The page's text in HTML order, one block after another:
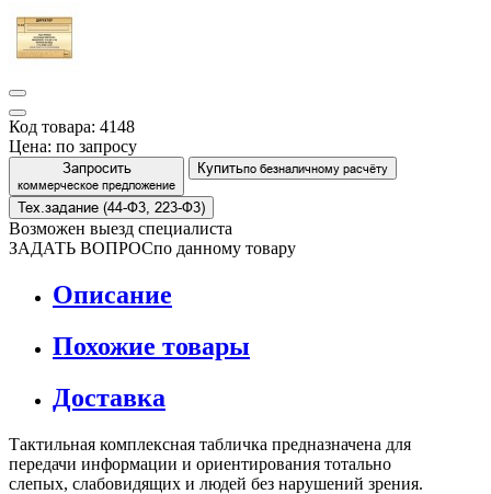
Код товара: 4148
Цена: по запросу
Запросить
коммерческое предложение
Купитьпо безналичному расчёту
Тех.задание (44-Ф3, 223-Ф3)
Возможен выезд специалиста
ЗАДАТЬ ВОПРОСпо данному товару
Описание
Похожие товары
Доставка
Тактильная комплексная табличка предназначена для
передачи информации и ориентирования тотально
слепых, слабовидящих и людей без нарушений зрения.